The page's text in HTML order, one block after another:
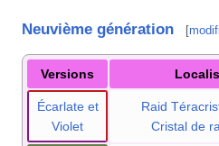
Neuvième génération [
Versions
Écarlate et
Violet
Raid
Cristal de